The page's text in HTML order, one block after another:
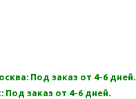
Под заказ от 4-6 дней.
Под заказ от 4-6 дней.